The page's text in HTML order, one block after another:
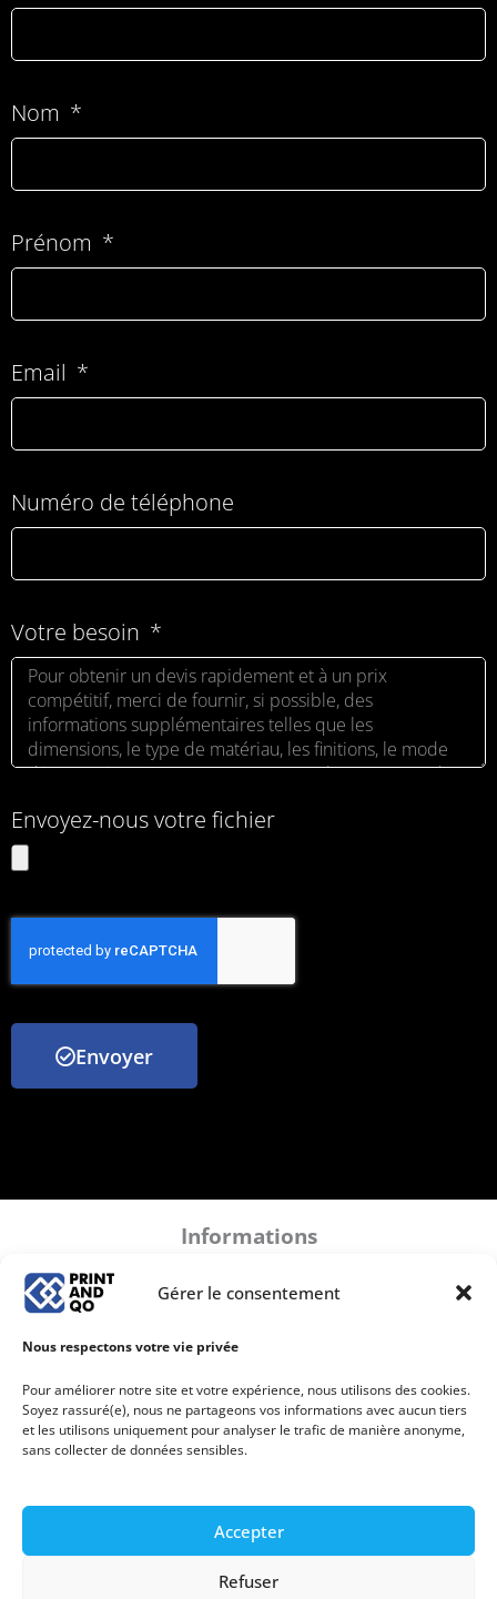
Gérer le consentement
Nous respectons votre vie privée
Pour améliorer notre site et votre expérience, nous utilisons des cookies.
Soyez rassuré(e), nous ne partageons vos informations avec aucun tiers
et les utilisons uniquement pour analyser le trafic de manière anonyme,
sans collecter de données sensibles.
Accepter
Refuser
Nom
Prénom
Email
Numéro de téléphone
Votre besoin
Envoyez-nous votre fichier
Envoyer
Informations
Politique de confidentialité
Plan de site
Politique de cookies (UE)
Copyright © 2026 Print And Qo
Imprimerie à Chaingy (Orléans, Centre-Val de Loire) -